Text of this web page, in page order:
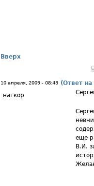
Вверх
10 апреля, 2009 - 08:43 (Ответ
наткор
еще
В.И.